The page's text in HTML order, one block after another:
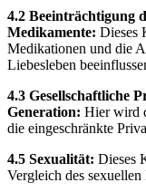
4.2 Beeinträchtigung
Medikamente: Dieses
Medikationen und die
Liebesleben
4.3 Gesellschaftliche
Generation: Hier wird
die eingeschränkte
4.5 Sexualität: Dieses
Vergleich des